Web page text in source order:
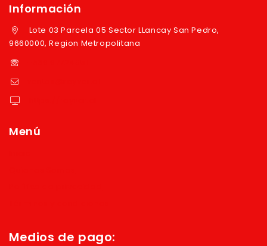
Información
Lote 03 Parcela 05 Sector LLancay San Pedro,
9660000, Region Metropolitana
Menú
Medios de pago: